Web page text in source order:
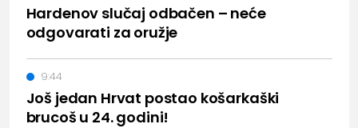
Hardenov slučaj odbačen – neće
odgovarati za oružje
Još jedan Hrvat postao košarkaški
brucoš u 24. godini!
9:44